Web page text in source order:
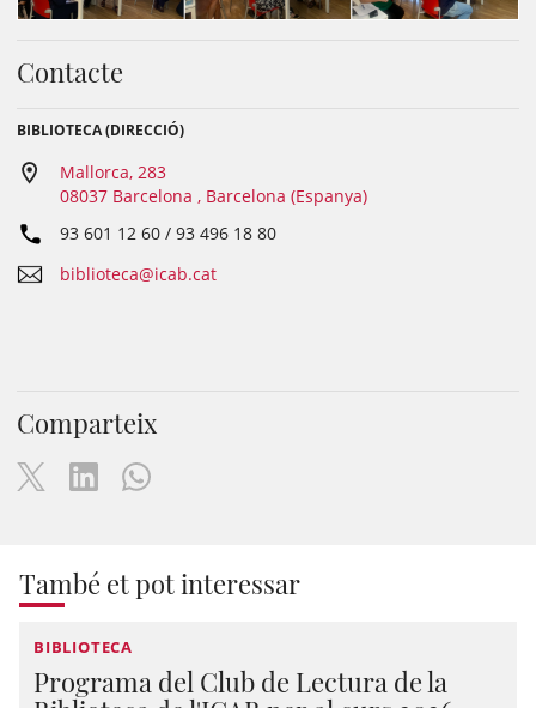
Contacte
BIBLIOTECA (DIRECCIÓ)
Mallorca, 283
08037 Barcelona , Barcelona (Espanya)
93 601 12 60 / 93 496 18 80
biblioteca@icab.cat
Comparteix
També et pot interessar
BIBLIOTECA
Programa del Club de Lectura de la